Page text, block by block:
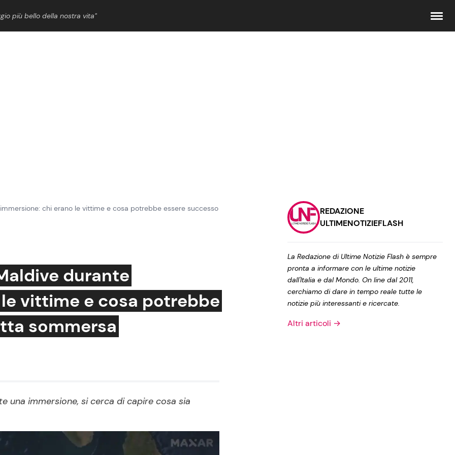
più bello della nostra vita”
Cucina e Ricette
Consigli di Cucina
Ricette Facili e Veloci
Ricette per Bambini
Contattaci
Pubblicità
Privacy Policy
chi erano le vittime e cosa potrebbe essere successo
durante
vittime e cosa potrebbe
sommersa
una immersione, si cerca di capire cosa sia
REDAZIONE
ULTIMENOTIZIEFLASH
La Redazione di Ultime Notizie Flash è sempre
pronta a informare con le ultime notizie
dall'Italia e dal Mondo. On line dal 2011,
cerchiamo di dare in tempo reale tutte le
notizie più interessanti e ricercate.
Altri articoli →